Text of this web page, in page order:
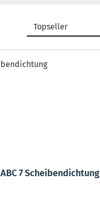
ABC 7 Scheibendichtung